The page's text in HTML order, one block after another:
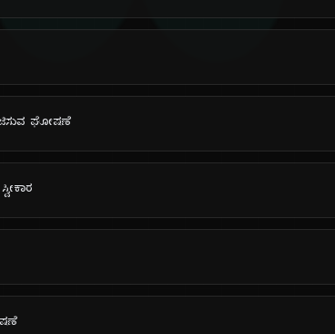
ಘೋಷಣೆ